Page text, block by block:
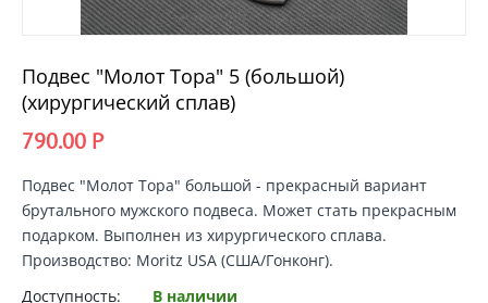
Подвес "Молот Тора" 5 (большой)
(хирургический сплав)
790.00 Р
Подвес "Молот Тора" большой - прекрасный вариант
брутального мужского подвеса. Может стать прекрасным
подарком. Выполнен из хирургического сплава.
Производство: Moritz USA (США/Гонконг).
Доступность:
В наличии